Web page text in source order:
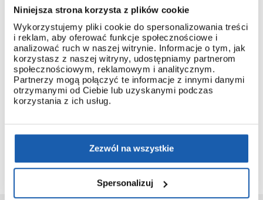
Niniejsza strona korzysta z plików cookie
Wykorzystujemy pliki cookie do spersonalizowania treści
i reklam, aby oferować funkcje społecznościowe i
analizować ruch w naszej witrynie. Informacje o tym, jak
korzystasz z naszej witryny, udostępniamy partnerom
społecznościowym, reklamowym i analitycznym.
Partnerzy mogą połączyć te informacje z innymi danymi
otrzymanymi od Ciebie lub uzyskanymi podczas
korzystania z ich usług.
Zezwól na wszystkie
Spersonalizuj
3 + 3 LATA GWARANCJI
Standardowa gwarancja ulega przedłużeniu o kolejne 3 lata
na warunkach określonych w gwarancji trzyletniej jeśli
kupujący dokona wpłaty w terminie do 30 dni od daty
Przedłużenie gwarancji obejmuje jedynie zegarki marki G-
SHOCK.
PRZEDŁUŻ GWARANCJĘ